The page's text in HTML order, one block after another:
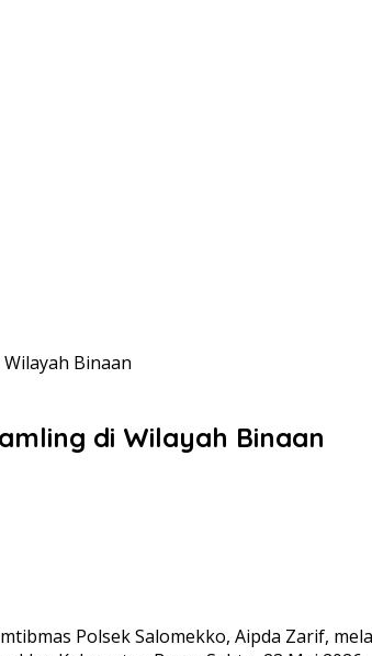
Binaan
di Wilayah Binaan
Polsek Salomekko, Aipda Zarif,